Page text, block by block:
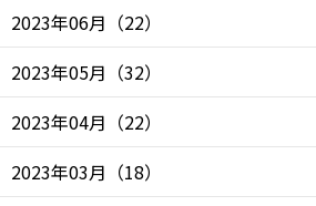
2023年06月 （22）
2023年05月 （32）
2023年04月 （22）
2023年03月 （18）